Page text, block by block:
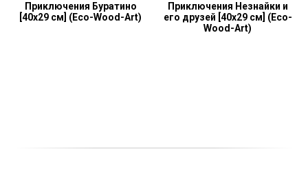
Приключения Буратино
[40x29 см] (Eco-Wood-Art)
Приключения Незнайки и
его друзей [40x29 см] (Eco-
Wood-Art)